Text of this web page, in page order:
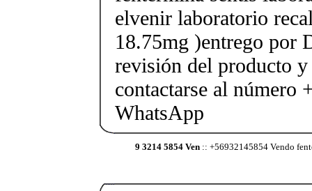
elvenir laboratorio
18.75mg )entrego por
revisión del producto
contactarse al número
WhatsApp
9 3214 5854 Ven:: +56932145854 Vendo